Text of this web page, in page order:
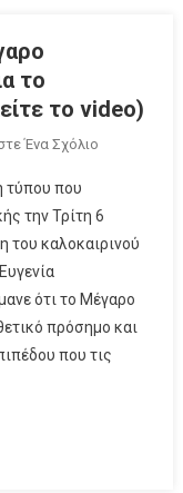
το
το video)
Ένα Σχόλιο
τύπου που
την Τρίτη 6
του καλοκαιρινού
ότι το Μέγαρο
πρόσημο και
που τις